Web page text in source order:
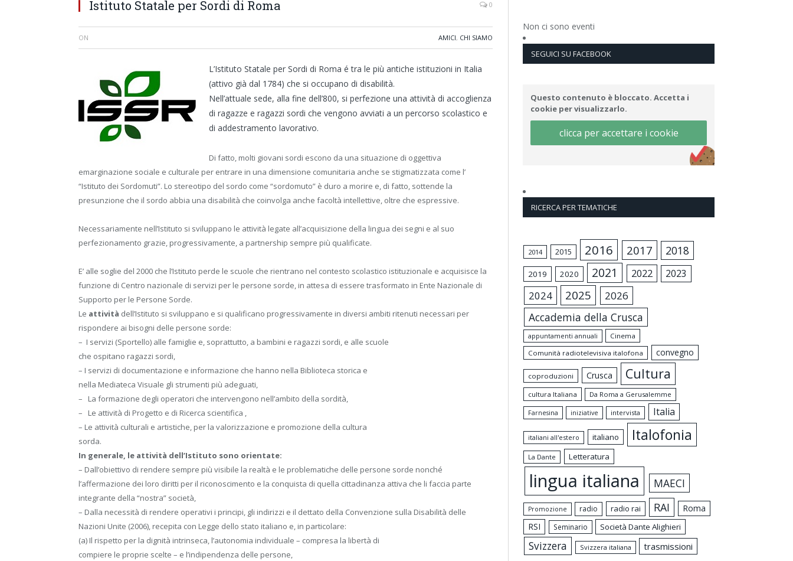
Istituto Statale per Sordi di Roma 0
ON AMICI, CHI SIAMO
L’Istituto Statale per Sordi di Roma é tra le più antiche istituzioni in Italia
(attivo già dal 1784) che si occupano di disabilità.
Nell’attuale sede, alla fine dell’800, si perfezione una attività di accoglienza
di ragazze e ragazzi sordi che vengono avviati a un percorso scolastico e
di addestramento lavorativo.
Di fatto, molti giovani sordi escono da una situazione di oggettiva
emarginazione sociale e culturale per entrare in una dimensione comunitaria anche se stigmatizzata come l’
“Istituto dei Sordomuti”. Lo stereotipo del sordo come “sordomuto” è duro a morire e, di fatto, sottende la
presunzione che il sordo abbia una disabilità che coinvolga anche facoltà intellettive, oltre che espressive.
Necessariamente nell’Istituto si sviluppano le attività legate all’acquisizione della lingua dei segni e al suo
perfezionamento grazie, progressivamente, a partnership sempre più qualificate.
E’ alle soglie del 2000 che l’Istituto perde le scuole che rientrano nel contesto scolastico istituzionale e acquisisce la
funzione di Centro nazionale di servizi per le persone sorde, in attesa di essere trasformato in Ente Nazionale di
Supporto per le Persone Sorde.
Le attività dell’Istituto si sviluppano e si qualificano progressivamente in diversi ambiti ritenuti necessari per
rispondere ai bisogni delle persone sorde:
– I servizi (Sportello) alle famiglie e, soprattutto, a bambini e ragazzi sordi, e alle scuole
che ospitano ragazzi sordi,
– I servizi di documentazione e informazione che hanno nella Biblioteca storica e
nella Mediateca Visuale gli strumenti più adeguati,
– La formazione degli operatori che intervengono nell’ambito della sordità,
– Le attività di Progetto e di Ricerca scientifica ,
– Le attività culturali e artistiche, per la valorizzazione e promozione della cultura
sorda.
In generale, le attività dell’Istituto sono orientate:
– Dall’obiettivo di rendere sempre più visibile la realtà e le problematiche delle persone sorde nonché
l’affermazione dei loro diritti per il riconoscimento e la conquista di quella cittadinanza attiva che li faccia parte
integrante della “nostra” società,
– Dalla necessità di rendere operativi i principi, gli indirizzi e il dettato della Convenzione sulla Disabilità delle
Nazioni Unite (2006), recepita con Legge dello stato italiano e, in particolare:
(a) Il rispetto per la dignità intrinseca, l’autonomia individuale – compresa la libertà di
compiere le proprie scelte – e l’indipendenza delle persone,
Non ci sono eventi
SEGUICI SU FACEBOOK
Questo contenuto è bloccato. Accetta i
cookie per visualizzarlo.
clicca per accettare i cookie
RICERCA PER TEMATICHE
2014 2015 2016 2017 2018
2019 2020 2021 2022 2023
2024 2025 2026
Accademia della Crusca
appuntamenti annuali
Cinema
Comunità radiotelevisiva italofona
convegno
coproduzioni Crusca Cultura
cultura Italiana Da Roma a Gerusalemme
Farnesina iniziative intervista Italia
italiani all'estero italiano Italofonia
La Dante Letteratura
lingua italiana MAECI
Promozione radio radio rai RAI
Roma
RSI
Seminario Società Dante Alighieri
Svizzera Svizzera italiana trasmissioni